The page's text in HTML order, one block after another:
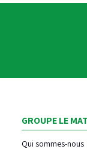
GROUPE LE
Qui sommes-nous